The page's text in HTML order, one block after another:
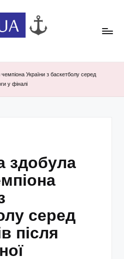
України з баскетболу серед
у фіналі
здобула
серед
після